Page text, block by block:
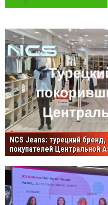
NCS Jeans: турецкий
покупателей Центральной